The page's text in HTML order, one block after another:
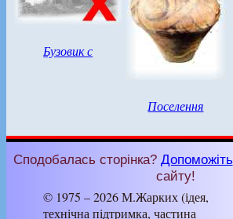
Бузовик с
Поселення
Сподобалась сторінка? Допоможіть
сайту!
© 1975 – 2026 М.Жарких (ідея,
технічна підтримка, частина